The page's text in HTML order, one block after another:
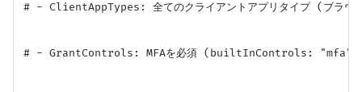
# - ClientAppTypes: 全てのクライアントアプリタイプ (ブラウ
# - GrantControls: MFAを必須 (builtInControls: "mfa")